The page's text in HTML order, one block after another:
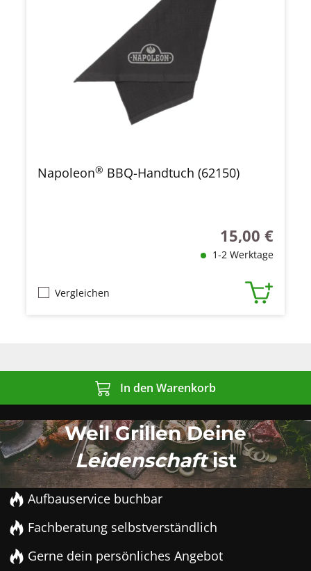
Napoleon® BBQ-Handtuch (62150)
Regulärer Preis:
15,00 €
1-2 Werktage
Vergleichen
In den Warenkorb
Weil Grillen Deine
Leidenschaftist
Aufbauservice buchbar
Fachberatung selbstverständlich
Gerne dein persönliches Angebot